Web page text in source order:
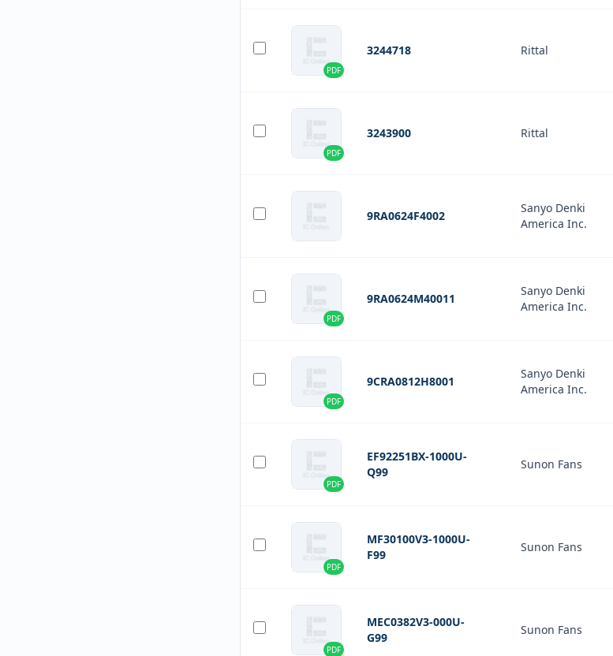
PDF
3244718 Rittal
PDF
3243900 Rittal
9RA0624F4002
Sanyo Denki
America Inc.
PDF
9RA0624M40011
Sanyo Denki
America Inc.
PDF
9CRA0812H8001
Sanyo Denki
America Inc.
PDF
EF92251BX-1000U-
Q99
Sunon Fans
PDF
MF30100V3-1000U-
F99
Sunon Fans
PDF
MEC0382V3-000U-
G99
Sunon Fans